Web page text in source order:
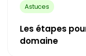
Astuces
Les étapes
domaine